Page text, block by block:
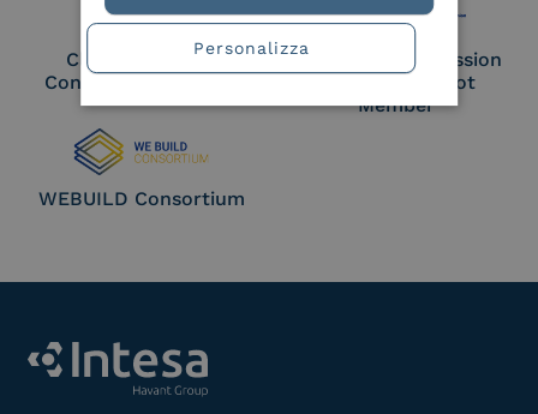
Cloud Signature
Consortium Member
European Commission
Large Scale Pilot
Member
WEBUILD Consortium
Personalizza